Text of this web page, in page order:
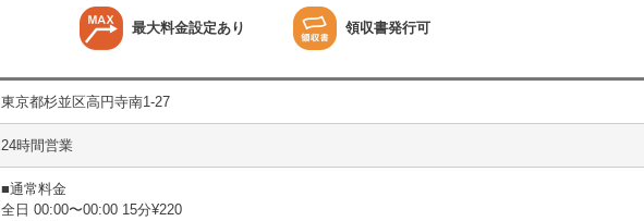
最大料金設定あり 領収書発行可
東京都杉並区高円寺南1-27
24時間営業
■通常料金
全日 00:00〜00:00 15分¥220